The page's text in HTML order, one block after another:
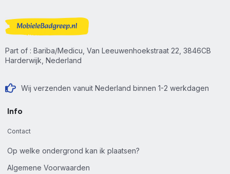
Part of : Bariba/Medicu, Van Leeuwenhoekstraat 22, 3846CB
Harderwijk, Nederland
Wij verzenden vanuit Nederland binnen 1-2 werkdagen
Info
Contact
Op welke ondergrond kan ik plaatsen?
Algemene Voorwaarden